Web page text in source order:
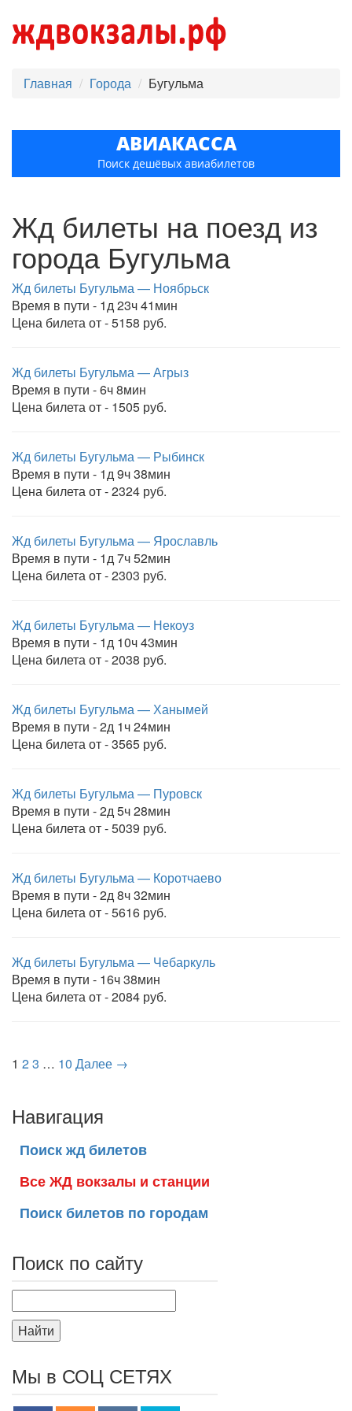
Главная Города Бугульма
АВИАКАССА
Поиск дешёвых авиабилетов
Жд билеты на поезд из
города Бугульма
Жд билеты Бугульма — Ноябрьск
Время в пути - 1д 23ч 41мин
Цена билета от - 5158 руб.
Жд билеты Бугульма — Агрыз
Время в пути - 6ч 8мин
Цена билета от - 1505 руб.
Жд билеты Бугульма — Рыбинск
Время в пути - 1д 9ч 38мин
Цена билета от - 2324 руб.
Жд билеты Бугульма — Ярославль
Время в пути - 1д 7ч 52мин
Цена билета от - 2303 руб.
Жд билеты Бугульма — Некоуз
Время в пути - 1д 10ч 43мин
Цена билета от - 2038 руб.
Жд билеты Бугульма — Ханымей
Время в пути - 2д 1ч 24мин
Цена билета от - 3565 руб.
Жд билеты Бугульма — Пуровск
Время в пути - 2д 5ч 28мин
Цена билета от - 5039 руб.
Жд билеты Бугульма — Коротчаево
Время в пути - 2д 8ч 32мин
Цена билета от - 5616 руб.
Жд билеты Бугульма — Чебаркуль
Время в пути - 16ч 38мин
Цена билета от - 2084 руб.
1 23 … 10 Далее →
Навигация
Поиск жд билетов
Все ЖД вокзалы и станции
Поиск билетов по городам
Поиск по сайту
Найти
Мы в СОЦ СЕТЯХ